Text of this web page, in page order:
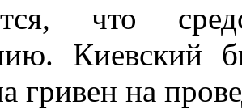
что
Киевский
гривен на